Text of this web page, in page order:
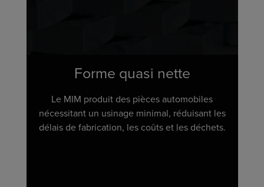
Forme quasi nette
Le MIM produit des pièces automobiles
nécessitant un usinage minimal, réduisant les
délais de fabrication, les coûts et les déchets.